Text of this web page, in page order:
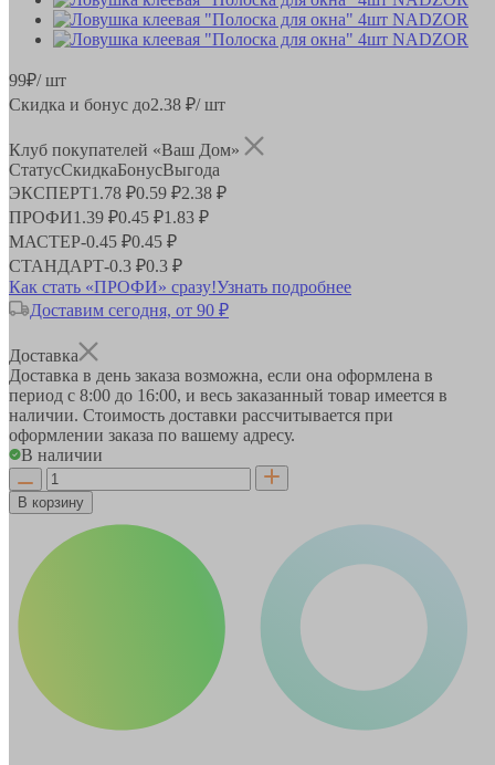
99₽/ шт
Скидка и бонус до2.38 ₽/ шт
Клуб покупателей «Ваш Дом»
СтатусСкидкаБонусВыгода
ЭКСПЕРТ1.78 ₽0.59 ₽2.38 ₽
ПРОФИ1.39 ₽0.45 ₽1.83 ₽
МАСТЕР-0.45 ₽0.45 ₽
СТАНДАРТ-0.3 ₽0.3 ₽
Как стать «ПРОФИ» сразу!Узнать подробнее
Доставим сегодня, от 90 ₽
Доставка
Доставка в день заказа возможна, если она оформлена в
период с 8:00 до 16:00, и весь заказанный товар имеется в
наличии. Стоимость доставки рассчитывается при
оформлении заказа по вашему адресу.
В наличии
В корзину